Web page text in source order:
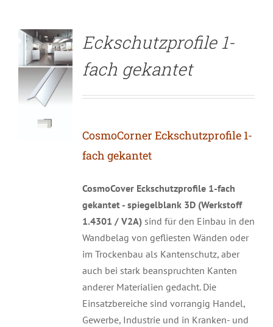
Eckschutzprofile 1-
fach gekantet
CosmoCorner Eckschutzprofile 1-
fach gekantet
CosmoCover Eckschutzprofile 1-fach
gekantet - spiegelblank 3D (Werkstoff
1.4301 / V2A)sind für den Einbau in den
Wandbelag von gefliesten Wänden oder
im Trockenbau als Kantenschutz, aber
auch bei stark beanspruchten Kanten
anderer Materialien gedacht. Die
Einsatzbereiche sind vorrangig Handel,
Gewerbe, Industrie und in Kranken- und